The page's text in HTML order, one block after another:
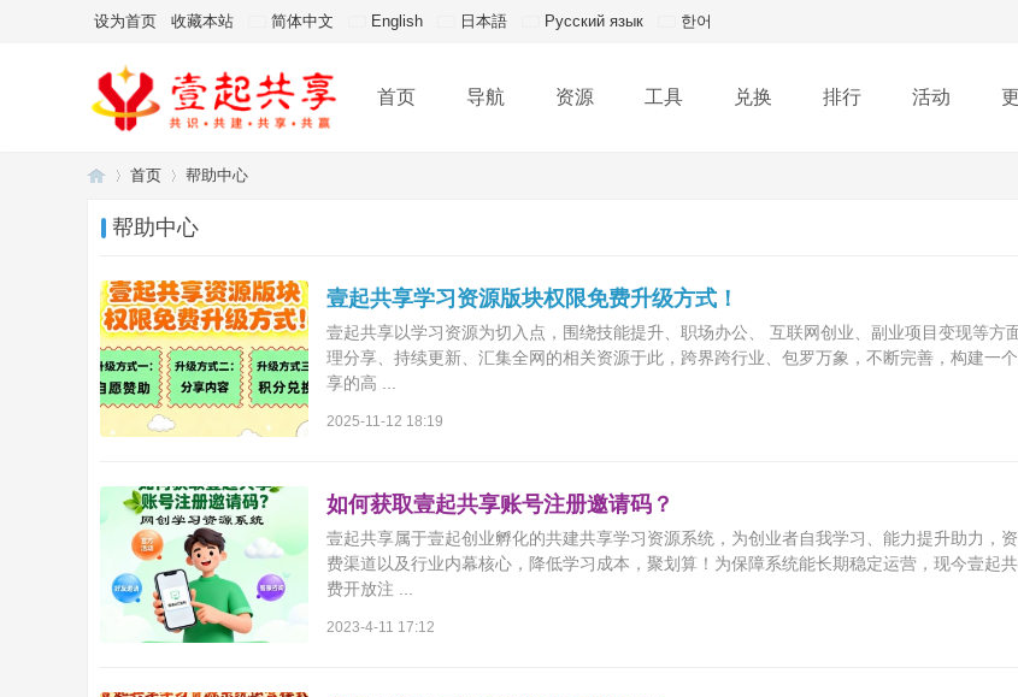
设为首页 收藏本站 简体中文 English 日本語 Русский язык 한어
首页 导航 资源 工具 兑换 排行 活动
壹
起
›
首页
›
帮助中心
帮助中心
壹起共享学习资源版块权限免费升级方式！
壹起共享以学习资源为切入点，围绕技能提升、职场办公、 互联网创业、副业项目变现等方
理分享、持续更新、汇集全网的相关资源于此，跨界跨行业、包罗万象，不断完善，构建一
享的高 ...
2025-11-12 18:19
如何获取壹起共享账号注册邀请码？
壹起共享属于壹起创业孵化的共建共享学习资源系统，为创业者自我学习、能力提升助力，
费渠道以及行业内幕核心，降低学习成本，聚划算！为保障系统能长期稳定运营，现今壹起
费开放注 ...
2023-4-11 17:12